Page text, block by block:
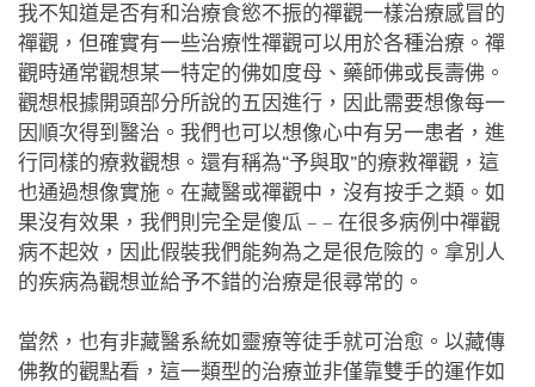
我不知道是否有和治療食慾不振的禪觀一樣治療感冒的
禪觀，但確實有一些治療性禪觀可以用於各種治療。禪
觀時通常觀想某一特定的佛如度母、藥師佛或長壽佛。
觀想根據開頭部分所說的五因進行，因此需要想像每一
因順次得到醫治。我們也可以想像心中有另一患者，進
行同樣的療救觀想。還有稱為“予與取”的療救禪觀，這
也通過想像實施。在藏醫或禪觀中，沒有按手之類。如
果沒有效果，我們則完全是傻瓜 – – 在很多病例中禪觀
病不起效，因此假裝我們能夠為之是很危險的。拿別人
的疾病為觀想並給予不錯的治療是很尋常的。
當然，也有非藏醫系統如靈療等徒手就可治愈。以藏傳
佛教的觀點看，這一類型的治療並非僅靠雙手的運作如